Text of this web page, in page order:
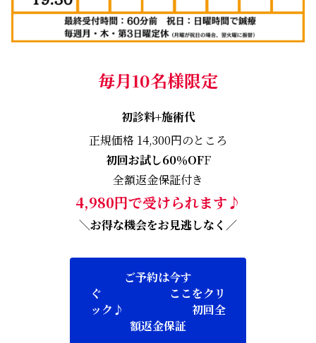
毎月10名様限定
初診料+施術代
正規価格 14,300円のところ
初回お試し60％OFF
全額返金保証付き
4,980円で受けられます♪
＼お得な機会をお見逃しなく／
ご予約は今す
ぐ ここをクリ
ック♪ 初回全
額返金保証